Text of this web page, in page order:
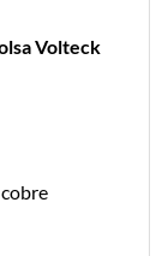
Volteck